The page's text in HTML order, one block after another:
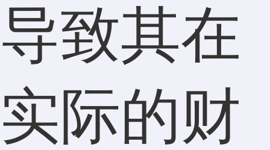
导致其在
实际的财